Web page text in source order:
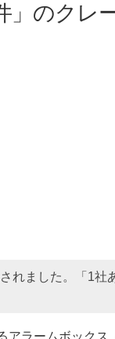
」のクレ
れました。「1社
アラームボックス